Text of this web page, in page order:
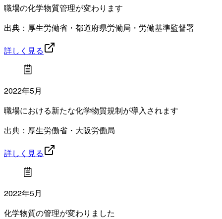
職場の化学物質管理が変わります
出典：厚生労働省・都道府県労働局・労働基準監督署
詳しく見る
2022年5月
職場における新たな化学物質規制が導入されます
出典：厚生労働省・大阪労働局
詳しく見る
2022年5月
化学物質の管理が変わりました